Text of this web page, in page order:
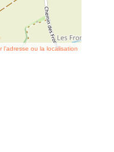
l’adresse ou la localisation